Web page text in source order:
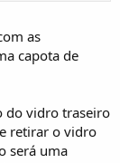
as
capota de
do vidro traseiro
retirar o vidro
será uma